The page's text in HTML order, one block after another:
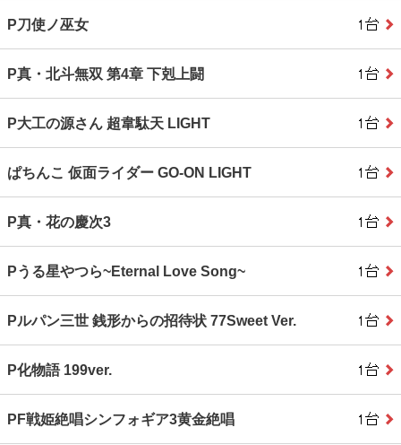
P刀使ノ巫女
P真・北斗無双 第4章 下剋上闘
P大工の源さん 超韋駄天 LIGHT
ぱちんこ 仮面ライダー GO‐ON LIGHT
P真・花の慶次3
Pうる星やつら~Eternal Love Song~
Pルパン三世 銭形からの招待状 77Sweet Ver.
P化物語 199ver.
PF戦姫絶唱シンフォギア3黄金絶唱